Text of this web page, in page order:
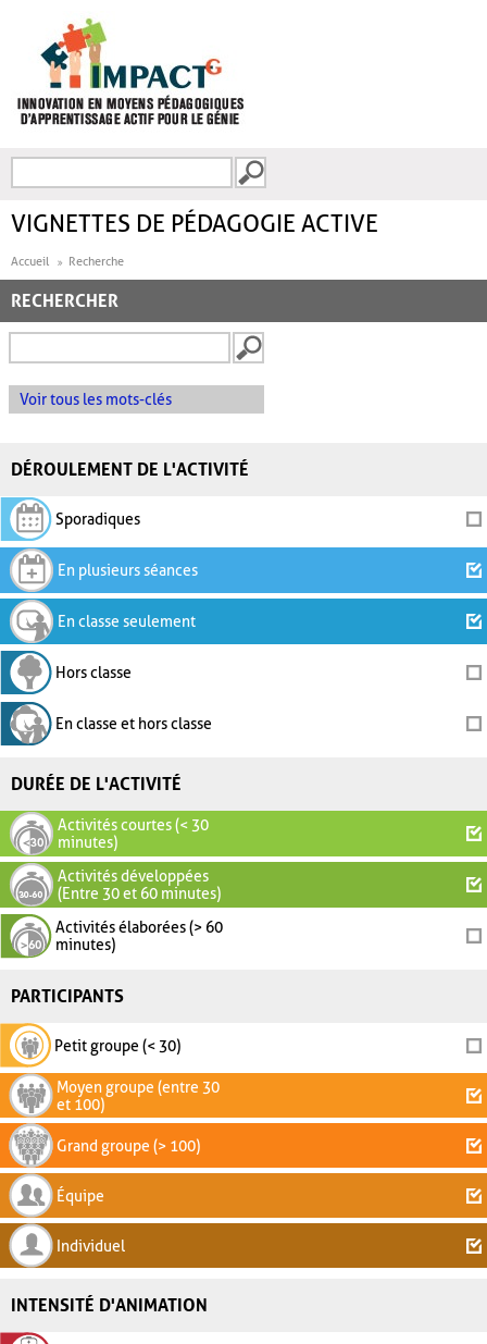
FORMULAIRE DE
VIGNETTES DE PÉDAGOGIE ACTIVE
Accueil Recherche
RECHERCHER
Voir tous les mots-clés
DÉROULEMENT DE L'ACTIVITÉ
Sporadiques
En plusieurs séances
En classe seulement
Hors classe
En classe et hors classe
DURÉE DE L'ACTIVITÉ
Activités courtes (< 30
minutes)
Activités développées
(Entre 30 et 60 minutes)
Activités élaborées (> 60
minutes)
PARTICIPANTS
Petit groupe (< 30)
Moyen groupe (entre 30
et 100)
Grand groupe (> 100)
Équipe
Individuel
INTENSITÉ D'ANIMATION